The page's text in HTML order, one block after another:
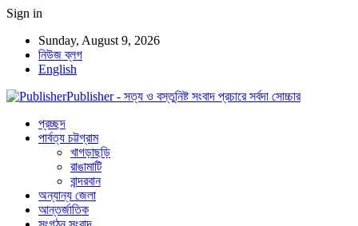
Sign in
Sunday, August 9, 2026
নিউজ ব্লগ
English
Publisher - সত্য ও বস্তুনিষ্ট সংবাদ প্রচারে সর্বদা সোচ্চার
প্রচ্ছদ
পার্বত্য চট্টগ্রাম
খাগড়াছড়ি
রাঙামাটি
বান্দরবান
অন্যান্য জেলা
আন্তর্জাতিক